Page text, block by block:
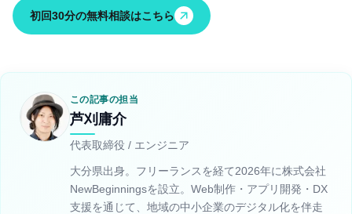
初回30分の無料相談はこちら
この記事の担当
芦刈庸介
代表取締役 / エンジニア
大分県出身。フリーランスを経て2026年に株式会社
NewBeginningsを設立。Web制作・アプリ開発・DX
支援を通じて、地域の中小企業のデジタル化を伴走